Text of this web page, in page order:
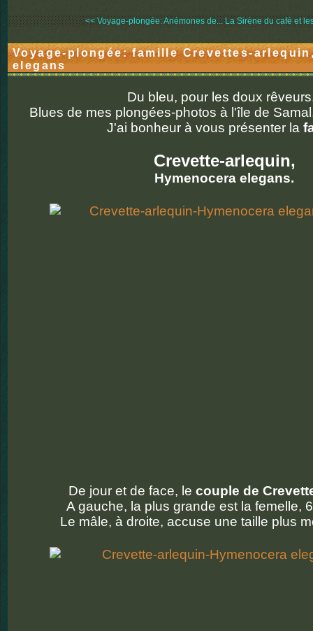
<< Voyage-plongée: Anémones de... La Sirène du café et
Voyage-plongée: famille Crevettes-
elegans
Du bleu, pour les doux
Blues de mes plongées-photos à l'île de
J'ai bonheur à vous présenter la
Crevette-arlequin,
Hymenocera elegans.
De jour et de face, le couple de
A gauche, la plus grande est la femelle,
Le mâle, à droite, accuse une taille plus